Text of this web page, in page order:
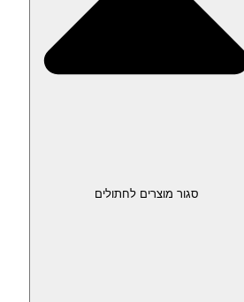
סגור מוצרים לחתולים